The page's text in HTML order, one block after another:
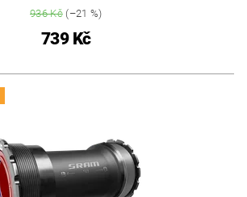
936 Kč(–21 %)
739 Kč